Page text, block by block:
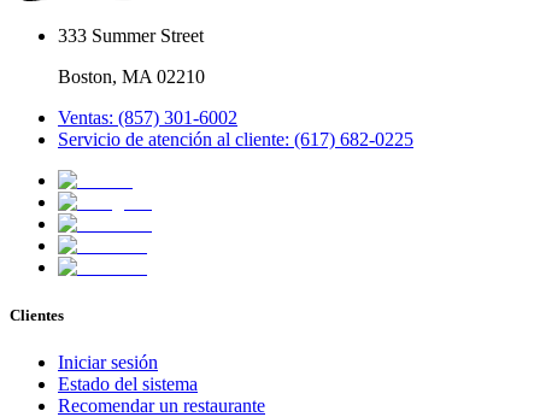
333 Summer Street
Boston, MA 02210
Ventas: (857) 301-6002
Servicio de atención al cliente: (617) 682-0225
Clientes
Iniciar sesión
Estado del sistema
Recomendar un restaurante